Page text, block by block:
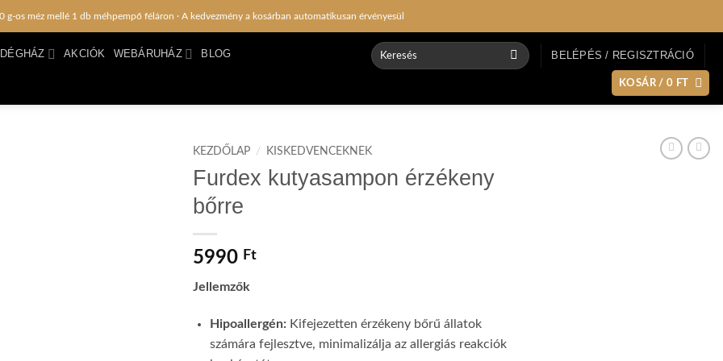
g-os méz mellé 1 db méhpempő féláron · A kedvezmény a kosárban automatikusan érvényesül
AKCIÓK WEBÁRUHÁZ BLOG
Keresés
a
BELÉPÉS / REGISZTRÁCIÓ
KOSÁR /0 FT
KEZDŐLAP / KISKEDVENCEKNEK
Furdex kutyasampon érzékeny
bőrre
5990 Ft
Jellemzők
Hipoallergén:Kifejezetten érzékeny bőrű állatok
számára fejlesztve, minimalizálja az allergiás reakciók